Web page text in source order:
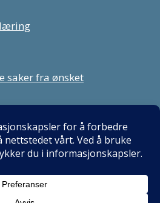
saker fra ønsket